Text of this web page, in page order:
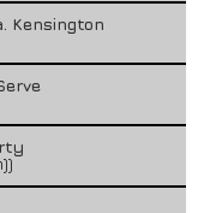
Kensington